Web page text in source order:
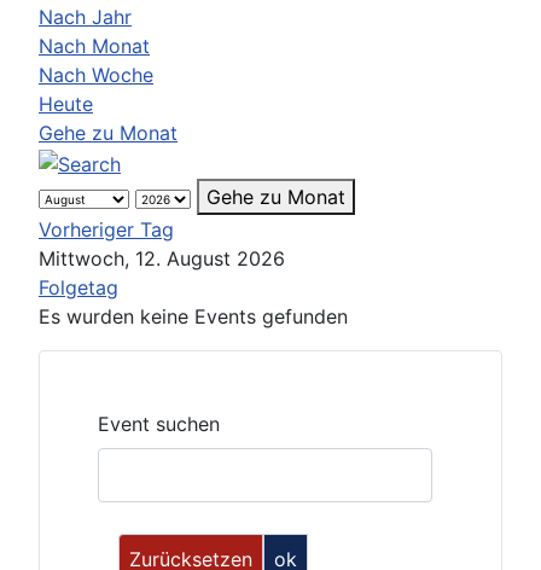
Nach Jahr
Nach Monat
Nach Woche
Heute
Gehe zu Monat
Gehe zu Monat
Vorheriger Tag
Mittwoch, 12. August 2026
Folgetag
Es wurden keine Events gefunden
Event suchen